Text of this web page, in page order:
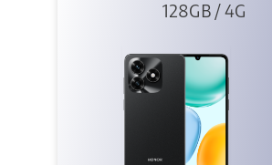
128GB / 4G